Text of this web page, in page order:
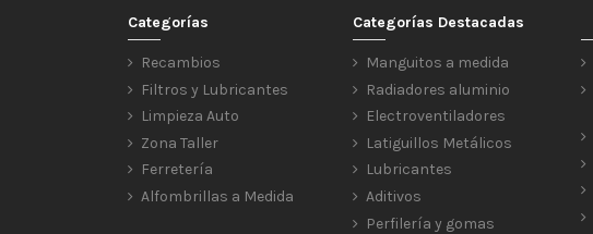
Categorías
Recambios
Filtros y Lubricantes
Limpieza Auto
Zona Taller
Ferretería
Alfombrillas a Medida
Categorías Destacadas
Manguitos a medida
Radiadores aluminio
Electroventiladores
Latiguillos Metálicos
Lubricantes
Aditivos
Perfilería y gomas